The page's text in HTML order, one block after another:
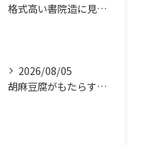
格式高い書院造に見る金剛峯寺の中世から近世への変遷
2026/08/05
胡麻豆腐がもたらす美肌の秘密：ビタミンEと抗酸化成分の力